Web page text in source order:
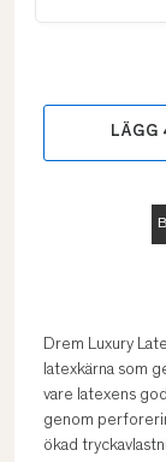
LÄGG
Drem Luxury
latexkärna som
vare latexens
genom
ökad